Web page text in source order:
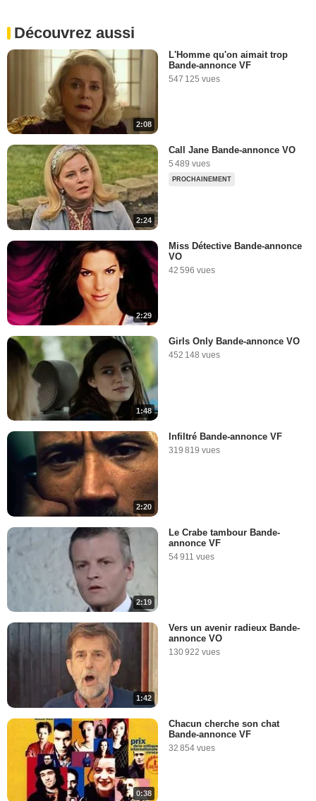
Découvrez aussi
2:08
L'Homme qu'on aimait trop
Bande-annonce VF
547 125 vues
2:24
Call Jane Bande-annonce VO
5 489 vues
PROCHAINEMENT
2:29
Miss Détective Bande-annonce
VO
42 596 vues
1:48
Girls Only Bande-annonce VO
452 148 vues
2:20
Infiltré Bande-annonce VF
319 819 vues
2:19
Le Crabe tambour Bande-
annonce VF
54 911 vues
1:42
Vers un avenir radieux Bande-
annonce VO
130 922 vues
0:38
Chacun cherche son chat
Bande-annonce VF
32 854 vues